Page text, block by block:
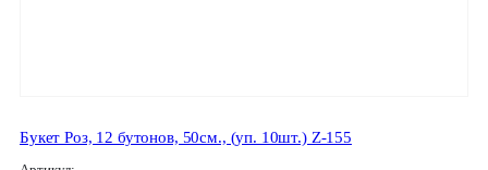
Букет Роз, 12 бутонов, 50см., (уп. 10шт.) Z-155